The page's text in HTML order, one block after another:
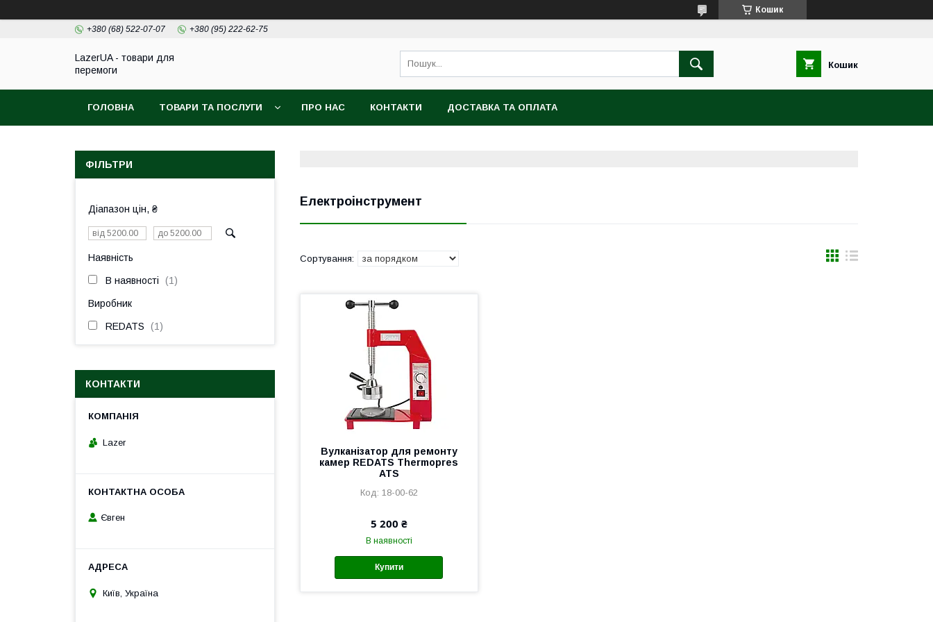
Кошик
+380 (68) 522-07-07 +380 (95) 222-62-75
LazerUA - товари для
перемоги
Кошик
ГОЛОВНА ТОВАРИ ТА ПОСЛУГИ ПРО НАС КОНТАКТИ ДОСТАВКА ТА ОПЛАТА
Електроінструмент
Вулканізатор для ремонту
камер REDATS Thermopres
ATS
18-00-62
5 200 ₴
В наявності
Купити
ФІЛЬТРИ
Діапазон цін, ₴
Наявність
В наявності 1
Виробник
REDATS 1
КОНТАКТИ
Lazer
Євген
Київ, Україна